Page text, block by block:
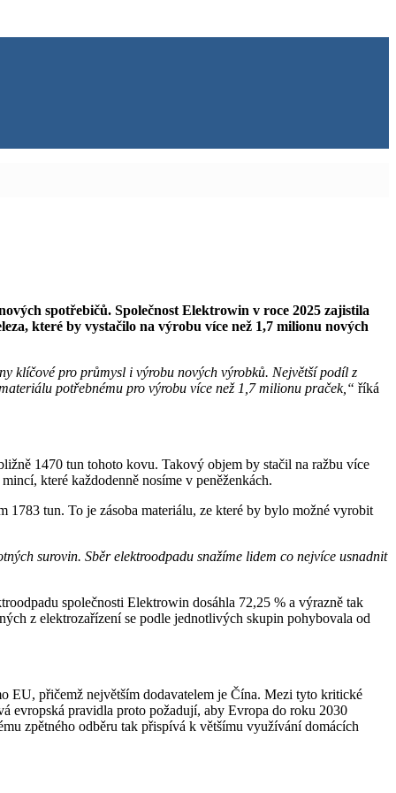
spotřebičů. Společnost Elektrowin v roce 2025 zajistila
které by vystačilo na výrobu více než 1,7 milionu nových
klíčové pro průmysl i výrobu nových výrobků. Největší podíl z
potřebnému pro výrobu více než 1,7 milionu praček,“ říká
1470 tun tohoto kovu. Takový objem by stačil na ražbu více
které každodenně nosíme v peněženkách.
tun. To je zásoba materiálu, ze které by bylo možné vyrobit
surovin. Sběr elektroodpadu snažíme lidem co nejvíce usnadnit
společnosti Elektrowin dosáhla 72,25 % a výrazně tak
z elektrozařízení se podle jednotlivých skupin pohybovala od
EU, přičemž největším dodavatelem je Čína. Mezi tyto kritické
evropská pravidla proto požadují, aby Evropa do roku 2030
zpětného odběru tak přispívá k většímu využívání domácích